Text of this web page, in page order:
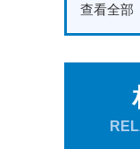
查看全部